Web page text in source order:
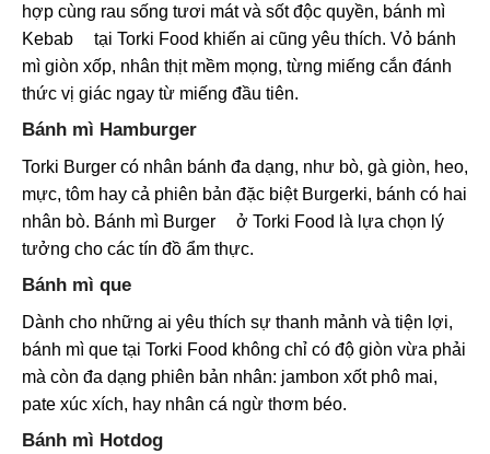
hợp cùng rau sống tươi mát và sốt độc quyền, bánh mì
Kebab
tại Torki Food khiến ai cũng yêu thích. Vỏ bánh
mì giòn xốp, nhân thịt mềm mọng, từng miếng cắn đánh
thức vị giác ngay từ miếng đầu tiên.
Bánh mì Hamburger
Torki Burger có nhân bánh đa dạng, như bò, gà giòn, heo,
mực, tôm hay cả phiên bản đặc biệt Burgerki, bánh có hai
nhân bò. Bánh mì Burger
ở Torki Food là lựa chọn lý
tưởng cho các tín đồ ẩm thực.
Bánh mì que
Dành cho những ai yêu thích sự thanh mảnh và tiện lợi,
bánh mì que tại Torki Food không chỉ có độ giòn vừa phải
mà còn đa dạng phiên bản nhân: jambon xốt phô mai,
pate xúc xích, hay nhân cá ngừ thơm béo.
Bánh mì Hotdog